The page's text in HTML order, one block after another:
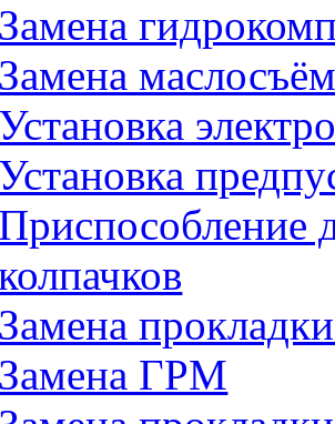
Замена
Замена
Установка
Установка
Приспособление
Замена
Замена ГРМ